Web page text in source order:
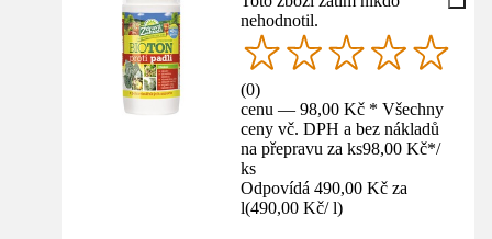
nehodnotil.
(0)
cenu — 98,00 Kč * Všechny
ceny vč. DPH a bez nákladů
na přepravu za ks98,00 Kč*/
ks
Odpovídá 490,00 Kč za
l(490,00 Kč/ l)